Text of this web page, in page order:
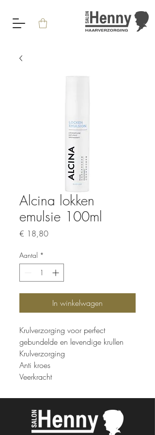
Alcina lokken
emulsie 100ml
€ 18,80Prijs
Aantal *
In winkelwagen
Krulverzorging voor perfect
gebundelde en levendige krullen
Krulverzorging
Anti kroes
Veerkracht